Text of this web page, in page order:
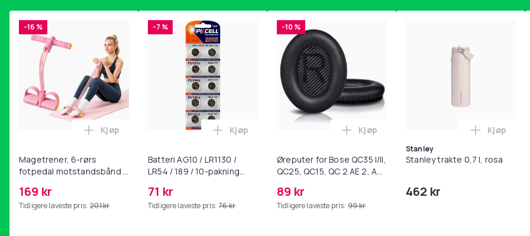
-16 %
Magetrener, 6-rørs
fotpedal motstandsbånd -
yoga og
hjemmegymnastikk Pink
169 kr
Tidligere laveste pris: 201 kr
Legg Magetrener, 6-rørs fotpedal motstandsbånd - mage- og kjernetrening, yoga og
Kjøp
-7 %
Batteri AG10 / LR1130 /
LR54 / 189 / 10-pakning
71 kr
Tidligere laveste pris: 76 kr
Legg Batteri AG10 / LR1130 / LR54 / 189 / 10-pakning PKcell i
Kjøp
-10 %
Øreputer for Bose QC35 I/II,
QC25, QC15, QC 2 AE 2, AE
SoundLink Black
89 kr
Tidligere laveste pris: 99 kr
Legg Øreputer for Bose QC35 I/II, QC25,
Kjøp
Stanley
Stanley trakte 0,7 l, rosa
462 kr
Legg
Kjøp